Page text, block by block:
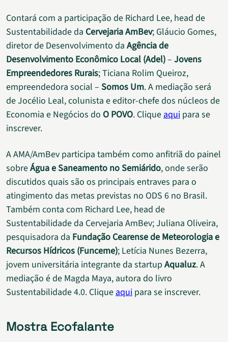
Contará com a participação de Richard Lee, head de
Sustentabilidade da Cervejaria AmBev; Gláucio Gomes,
diretor de Desenvolvimento da Agência de
Desenvolvimento Econômico Local (Adel)– Jovens
Empreendedores Rurais; Ticiana Rolim Queiroz,
empreendedora social – Somos Um. A mediação será
de Jocélio Leal, colunista e editor-chefe dos núcleos de
Economia e Negócios do O POVO. Cliqueaqui para se
inscrever.
A AMA/AmBev participa também como anfitriã do painel
sobreÁgua e Saneamento no Semiárido, onde serão
discutidos quais são os principais entraves para o
atingimento das metas previstas no ODS 6 no Brasil.
Também conta com Richard Lee, head de
Sustentabilidade da Cervejaria AmBev; Juliana Oliveira,
pesquisadora da Fundação Cearense de Meteorologia e
Recursos Hídricos (Funceme); Letícia Nunes Bezerra,
jovem universitária integrante da startupAqualuz. A
mediação é de Magda Maya, autora do livro
Sustentabilidade 4.0. Cliqueaqui para se inscrever.
Mostra Ecofalante